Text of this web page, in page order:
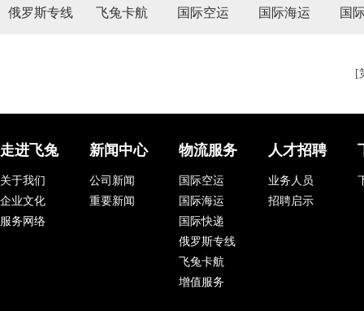
俄罗斯专线 飞兔卡航 国际空运 国际海运 国
[
走进飞兔
关于我们
企业文化
服务网络
新闻中心
公司新闻
重要新闻
物流服务
国际空运
国际海运
国际快递
俄罗斯专线
飞兔卡航
增值服务
人才招聘
业务人员
招聘启示